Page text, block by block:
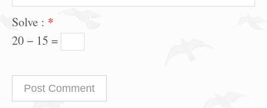
Solve : *
20 − 15 =